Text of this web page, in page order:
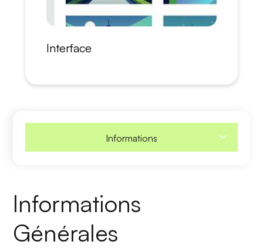
Interface
Informations
Informations
Générales